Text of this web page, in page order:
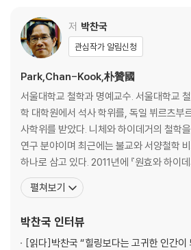
세 가지 부정적 감정과 세 가지 실존적 욕망
소유냐 존재냐
행복한 삶을 위한 조건
자신을 제대로 사랑해야 타인도 사랑할 수 있다
Q/A 묻고 답하기
3부 인간에게는 자유로부터 도피하려는 성향
왜 자유로부터 도피하는가
자유로부터 도피하는 네 가지 방식
Q/A 묻고 답하기
저 박찬국
관심작가 알림신청
Park,Chan-Kook,朴贊國
서울대학교 철학과 명예교수. 서울대학교
학 대학원에서 석사 학위를, 독일 뷔르츠부
사학위를 받았다. 니체와 하이데거의 철학
연구 분야이며 최근에는 불교와 서양철학
하나로 삼고 있다. 2011년에 『원효와 하이
청송학술상, 2014년에 『니체와 불교』로
에 『내재적 목적론』으로 제6회 운제철학상,
상을 받았다. 그 외의 저서로 『들길의 사상가,
펼쳐보기
박찬국 인터뷰
[읽다]박찬국 “힐링보다는 고귀한 인간이